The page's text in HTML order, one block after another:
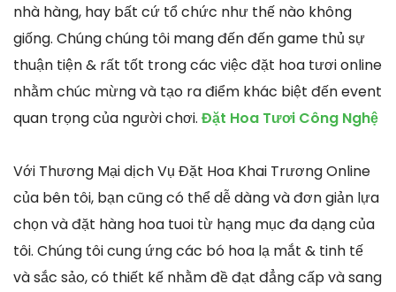
nhà hàng, hay bất cứ tổ chức như thế nào không
giống. Chúng chúng tôi mang đến đến game thủ sự
thuận tiện & rất tốt trong các việc đặt hoa tươi online
nhằm chúc mừng và tạo ra điểm khác biệt đến event
quan trọng của người chơi. Đặt Hoa Tươi Công Nghệ
Với Thương Mại dịch Vụ Đặt Hoa Khai Trương Online
của bên tôi, bạn cũng có thể dễ dàng và đơn giản lựa
chọn và đặt hàng hoa tuoi từ hạng mục đa dạng của
tôi. Chúng tôi cung ứng các bó hoa lạ mắt & tinh tế
và sắc sảo, có thiết kế nhằm đề đạt đẳng cấp và sang